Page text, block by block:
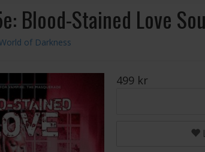
Blood-Stained Love
of Darkness
499 kr